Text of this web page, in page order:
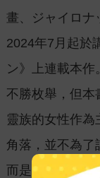
畫、ジャイロナ
2024年7月起於
ン》上連載本
不勝枚舉，但
靈族的女性作為
角落，並不為了
而是替來冒險